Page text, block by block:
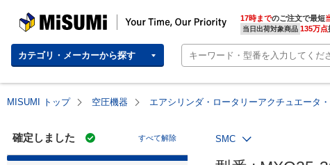
MISUMI | Your Time, Our Priority 17時までのご注文で最短
当日出荷対象商品 135万点
カテゴリ・メーカーから探す
MISUMI トップ 空圧機器 エアシリンダ・ロータリーアクチュエータ
確定しました すべて解除 SMC